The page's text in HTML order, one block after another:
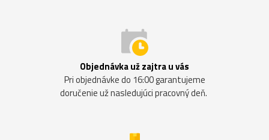
Objednávka už zajtra u vás
Pri objednávke do 16:00 garantujeme
doručenie už nasledujúci pracovný deň.